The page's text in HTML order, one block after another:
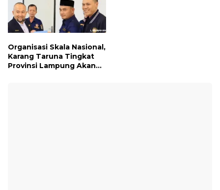
Organisasi Skala Nasional,
Karang Taruna Tingkat
Provinsi Lampung Akan